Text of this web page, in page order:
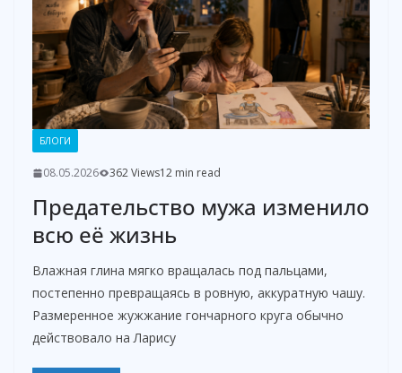
БЛОГИ
08.05.2026 362 Views12 min read
Предательство мужа изменило
всю её жизнь
Влажная глина мягко вращалась под пальцами,
постепенно превращаясь в ровную, аккуратную чашу.
Размеренное жужжание гончарного круга обычно
действовало на Ларису